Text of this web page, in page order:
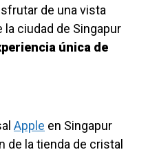
de una vista
la ciudad de Singapur
única de
Apple en Singapur
de la tienda de cristal